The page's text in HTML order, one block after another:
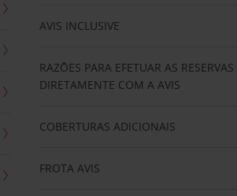
AVIS INCLUSIVE
RAZÕES PARA EFETUAR AS RESERVAS
DIRETAMENTE COM A AVIS
COBERTURAS ADICIONAIS
FROTA AVIS